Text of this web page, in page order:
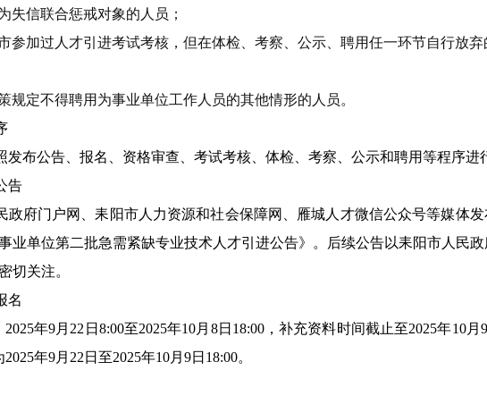
失信联合惩戒对象的人员；
参加过人才引进考试考核，但在体检、考察、公示、聘用任一环节自行放弃
规定不得聘用为事业单位工作人员的其他情形的人员。
发布公告、报名、资格审查、考试考核、体检、考察、公示和聘用等程序进
告
政府门户网、耒阳市人力资源和社会保障网、雁城人才微信公众号等媒体发
业单位第二批急需紧缺专业技术人才引进公告》。后续公告以耒阳市人民政
切关注。
名
2025年9月 22 日 8:00至2025年10月 8日 18:00，补充资料时间截止至2025年10月 9
2025年9月 22 日至2025年10月 9日 18:00。